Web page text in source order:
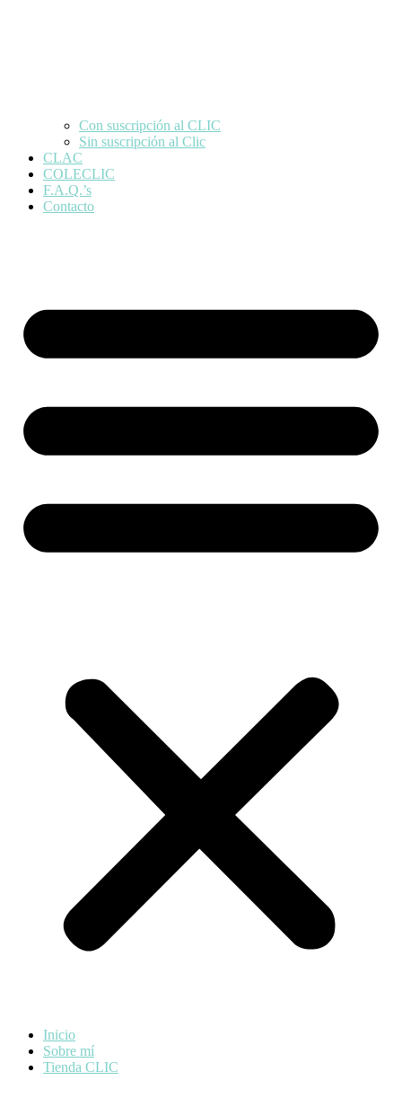
Con suscripción al CLIC
Sin suscripción al Clic
CLAC
COLECLIC
F.A.Q.’s
Contacto
Inicio
Sobre mí
Tienda CLIC